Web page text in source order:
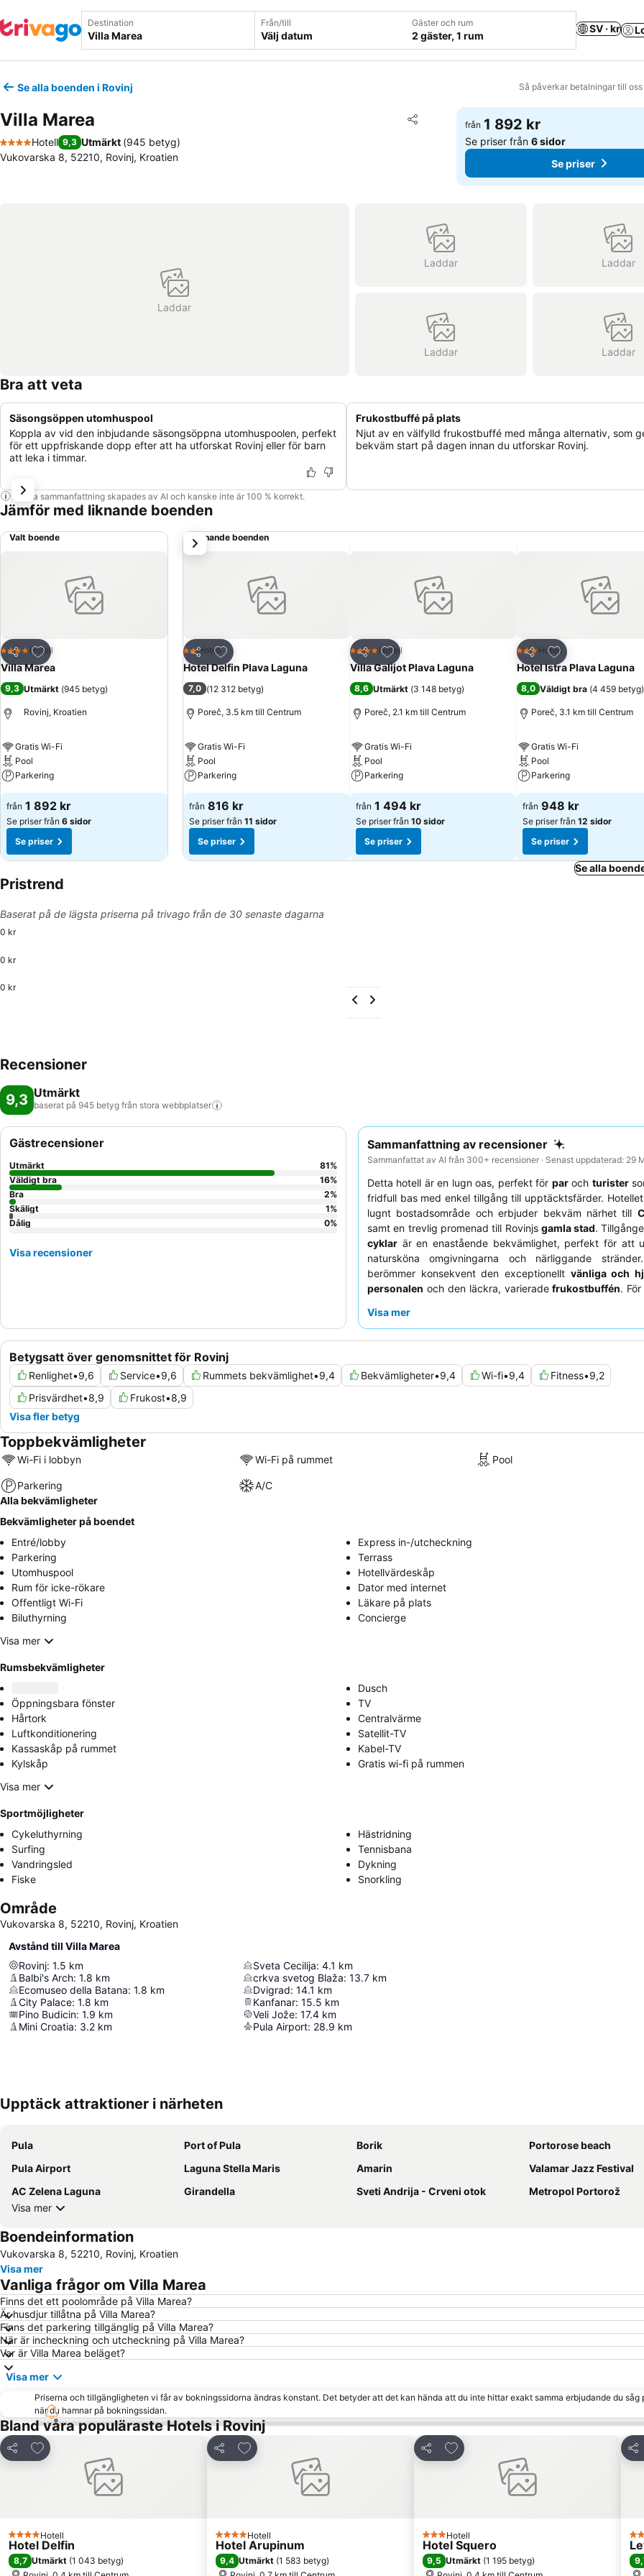
Destination Från/till
Välj datum
Gäster och rum
2 gäster, 1 rum
SV · kr
Se alla boenden i Rovinj Så påverkar betalningar till
Villa Marea Dela
Lägg till i Mina Favoriter
4 Stjärnor
Hotell 9,3 Utmärkt (945 betyg)
Vukovarska 8, 52210, Rovinj, Kroatien
från 1 892 kr
Se priser från6 sidor
Se priser
Laddar
Laddar Laddar
Laddar Laddar
Bra att veta
Säsongsöppen utomhuspool
Koppla av vid den inbjudande säsongsöppna utomhuspoolen, perfekt
för ett uppfriskande dopp efter att ha utforskat Rovinj eller för barn
att leka i timmar.
Frukostbuffé på plats
Njut av en välfylld frukostbuffé med många alternativ, som
bekväm start på dagen innan du utforskar Rovinj.
Denna sammanfattning skapades av AI och kanske inte är 100 % korrekt.
Jämför med liknande boenden
Valt boende
Dela
Lägg till i Mina Favoriter
4 StjärnorHotell
Villa Marea
9,3 Utmärkt (945 betyg)
Rovinj, Kroatien
Gratis Wi-Fi
Pool
Parkering
från 1 892 kr
Se priser från 6 sidor
Se priser
Liknande boenden
Dela
Lägg till i Mina Favoriter
2 Stjärnor
Hotell
Hotel Delfin Plava Laguna
7,0 (12 312 betyg)
Poreč, 3.5 km till Centrum
Gratis Wi-Fi
Pool
Parkering
från 816 kr
Se priser från 11 sidor
Se priser
Dela
Lägg till i Mina Favoriter
4 StjärnorHotell
Villa Galijot Plava Laguna
8,6 Utmärkt (3 148 betyg)
Poreč, 2.1 km till Centrum
Gratis Wi-Fi
Pool
Parkering
från 1 494 kr
Se priser från 10 sidor
Se priser
Dela
Lägg till i Mina
3 Stjärnor
Hotell
Hotel Istra Plava Laguna
8,0 Väldigt bra (4 459 betyg)
Poreč, 3.1 km till Centrum
Gratis Wi-Fi
Pool
Parkering
från 948 kr
Se priser från 12 sidor
Se priser
nästa
Se alla
Pristrend
Baserat på de lägsta priserna på trivago från de 30 senaste dagarna
0 kr
0 kr
0 kr
Recensioner
9,3 Utmärkt
baserat på 945 betyg från stora webbplatser
Sammanfattning av recensioner
Sammanfattat av AI från 300+ recensioner · Senast uppdaterad: 29
Detta hotell är en lugn oas, perfekt för paroch turister
fridfull bas med enkel tillgång till upptäcktsfärder.
lugnt bostadsområde och erbjuder bekväm närhet till
samt en trevlig promenad till Rovinjs gamla stad.
cyklar är en enastående bekvämlighet, perfekt för att
natursköna omgivningarna och närliggande
berömmer konsekvent den exceptionellt vänliga och
personalen och den läckra, varieradefrukostbuffén.
av den fridfulla atmosfären.
Visa mer
Betygsatt över genomsnittet för Rovinj
Renlighet•9,6 Service•9,6 Rummets bekvämlighet•9,4 Bekvämligheter•9,4 Wi-fi•9,4 Fitness•9,2
Prisvärdhet•8,9 Frukost•8,9
Visa fler betyg
Gästrecensioner
Utmärkt 81%
Väldigt bra
16%
Bra
2%
Skäligt
1%
Dålig
0%
Visa recensioner
Toppbekvämligheter
Wi-Fi i lobbyn Wi-Fi på rummet Pool
Parkering
A/C
Alla bekvämligheter
Bekvämligheter på boendet
Entré/lobby
Express in-/utcheckning
Parkering
Terrass
Utomhuspool
Hotellvärdeskåp
Rum för icke-rökare
Dator med internet
Offentligt Wi-Fi
Läkare på plats
Biluthyrning
Concierge
Visa mer
Rumsbekvämligheter
Dusch
Öppningsbara fönster
TV
Hårtork
Centralvärme
Luftkonditionering
Satellit-TV
Kassaskåp på rummet
Kabel-TV
Kylskåp
Gratis wi-fi på rummen
Visa mer
Sportmöjligheter
Cykeluthyrning
Hästridning
Surfing
Tennisbana
Vandringsled
Dykning
Fiske
Snorkling
Område
Vukovarska 8, 52210, Rovinj, Kroatien
Avstånd till Villa Marea
Rovinj: 1.5 km
Balbi's Arch: 1.8 km
Ecomuseo della Batana: 1.8 km
City Palace: 1.8 km
Pino Budicin: 1.9 km
Mini Croatia: 3.2 km
Sveta Cecilija: 4.1 km
crkva svetog Blaža: 13.7 km
Dvigrad: 14.1 km
Kanfanar: 15.5 km
Veli Jože: 17.4 km
Pula Airport: 28.9 km
Upptäck attraktioner i närheten
Pula Port of Pula Borik
Portorose beach
Pula Airport
Laguna Stella Maris Amarin
Valamar Jazz Festival
AC Zelena Laguna
Girandella Sveti Andrija - Crveni otok
Metropol Portorož
Visa mer
Boendeinformation
Vukovarska 8, 52210, Rovinj, Kroatien
Visa mer
Vanliga frågor om Villa Marea
Finns det ett poolområde på Villa Marea?
Är husdjur tillåtna på Villa Marea?
Finns det parkering tillgänglig på Villa Marea?
När är incheckning och utcheckning på Villa Marea?
Var är Villa Marea beläget?
Visa mer
Priserna och tillgängligheten vi får av bokningssidorna ändras konstant. Det betyder att det kan hända att du inte hittar exakt samma erbjudande du såg
när du hamnar på bokningssidan.
Bland våra populäraste Hotels i Rovinj
Dela
Lägg till i Mina Favoriter
4 Stjärnor
Hotell
Hotel Delfin
8,7 Utmärkt (1 043 betyg)
Dela
Lägg till i Mina Favoriter
4 Stjärnor
Hotell
Hotel Arupinum
9,4 Utmärkt (1 583 betyg)
Dela
Lägg till i Mina Favoriter
3 Stjärnor
Hotell
Hotel Squero
9,5 Utmärkt (1 195 betyg)
Dela
3